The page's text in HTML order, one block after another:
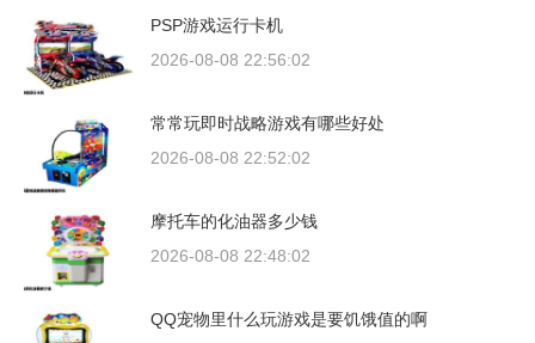
PSP游戏运行卡机
2026-08-08 22:56:02
常常玩即时战略游戏有哪些好处
2026-08-08 22:52:02
摩托车的化油器多少钱
2026-08-08 22:48:02
QQ宠物里什么玩游戏是要饥饿值的啊